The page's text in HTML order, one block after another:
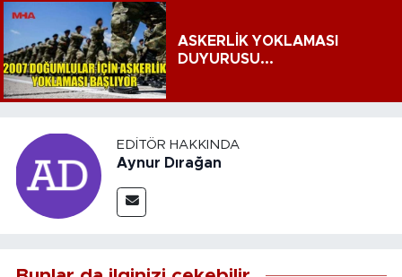
ASKERLİK YOKLAMASI
DUYURUSU...
EDITÖR HAKKINDA
Aynur Dırağan